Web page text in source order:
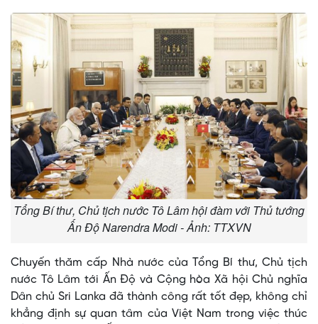
Tổng Bí thư, Chủ tịch nước Tô Lâm hội đàm với Thủ tướng
Ấn Độ Narendra Modi - Ảnh: TTXVN
Chuyến thăm cấp Nhà nước của Tổng Bí thư, Chủ tịch
nước Tô Lâm tới Ấn Độ và Cộng hòa Xã hội Chủ nghĩa
Dân chủ Sri Lanka đã thành công rất tốt đẹp, không chỉ
khẳng định sự quan tâm của Việt Nam trong việc thúc